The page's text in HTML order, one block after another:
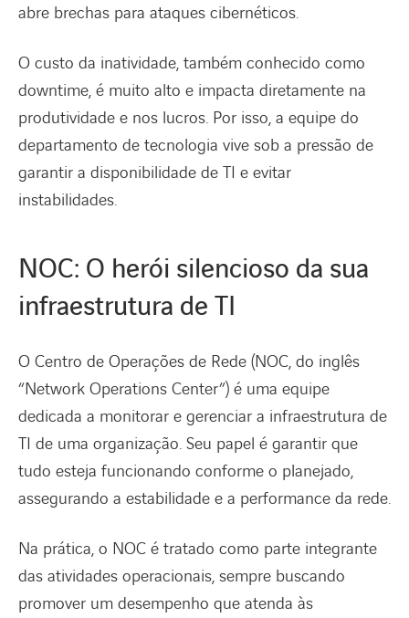
abre brechas para ataques cibernéticos.
O custo da inatividade, também conhecido como
downtime, é muito alto e impacta diretamente na
produtividade e nos lucros. Por isso, a equipe do
departamento de tecnologia vive sob a pressão de
garantir a disponibilidade de TI e evitar
instabilidades.
NOC: O herói silencioso da sua
infraestrutura de TI
O Centro de Operações de Rede (NOC, do inglês
“Network Operations Center”) é uma equipe
dedicada a monitorar e gerenciar a infraestrutura de
TI de uma organização. Seu papel é garantir que
tudo esteja funcionando conforme o planejado,
assegurando a estabilidade e a performance da rede.
Na prática, o NOC é tratado como parte integrante
das atividades operacionais, sempre buscando
promover um desempenho que atenda às